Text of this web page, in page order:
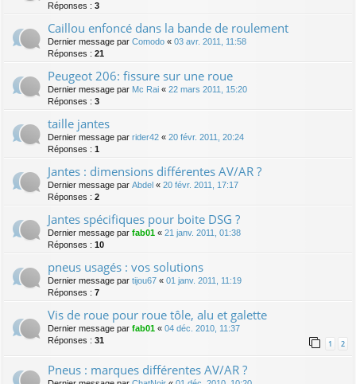
Réponses : 3
Caillou enfoncé dans la bande de roulement
Dernier message par Comodo « 03 avr. 2011, 11:58
Réponses : 21
Peugeot 206: fissure sur une roue
Dernier message par Mc Rai « 22 mars 2011, 15:20
Réponses : 3
taille jantes
Dernier message par rider42 « 20 févr. 2011, 20:24
Réponses : 1
Jantes : dimensions différentes AV/AR ?
Dernier message par Abdel « 20 févr. 2011, 17:17
Réponses : 2
Jantes spécifiques pour boite DSG ?
Dernier message par fab01 « 21 janv. 2011, 01:38
Réponses : 10
pneus usagés : vos solutions
Dernier message par tijou67 « 01 janv. 2011, 11:19
Réponses : 7
Vis de roue pour roue tôle, alu et galette
Dernier message par fab01 « 04 déc. 2010, 11:37
Réponses : 31 1 2
Pneus : marques différentes AV/AR ?